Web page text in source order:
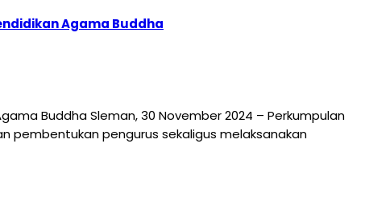
Agama Buddha
Buddha Sleman, 30 November 2024 – Perkumpulan
pembentukan pengurus sekaligus melaksanakan